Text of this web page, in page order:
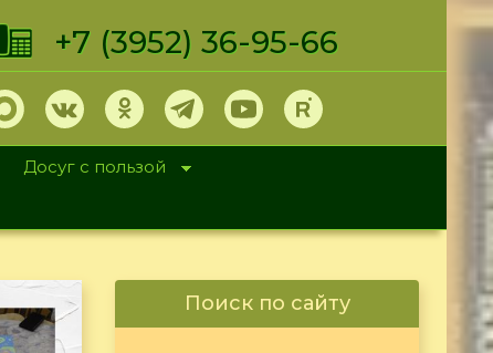
+7 (3952) 36-95-66
Досуг с пользой
Поиск по сайту